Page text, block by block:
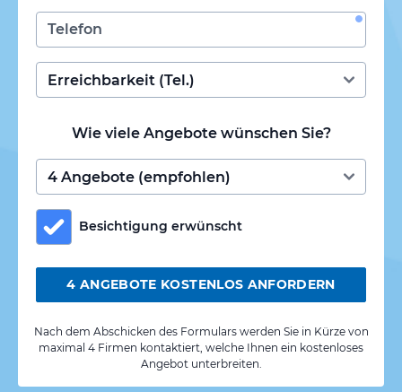
Wie viele Angebote wünschen Sie?
Besichtigung erwünscht
4 ANGEBOTE KOSTENLOS ANFORDERN
Nach dem Abschicken des Formulars werden Sie in Kürze von
maximal 4 Firmen kontaktiert, welche Ihnen ein kostenloses
Angebot unterbreiten.